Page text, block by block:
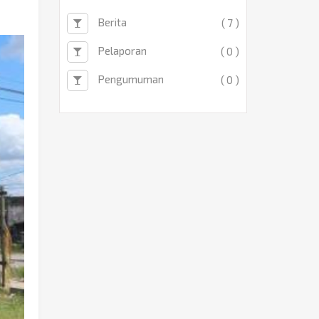
Berita ( 7 )
Pelaporan ( 0 )
Pengumuman ( 0 )